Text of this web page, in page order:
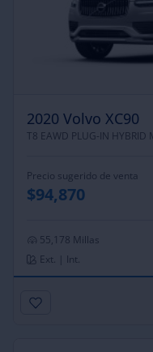
2020 Volvo XC90
T8 EAWD PLUG-IN HYBRID
Precio sugerido de venta
$94,870
55,178 Millas
Ext. | Int.